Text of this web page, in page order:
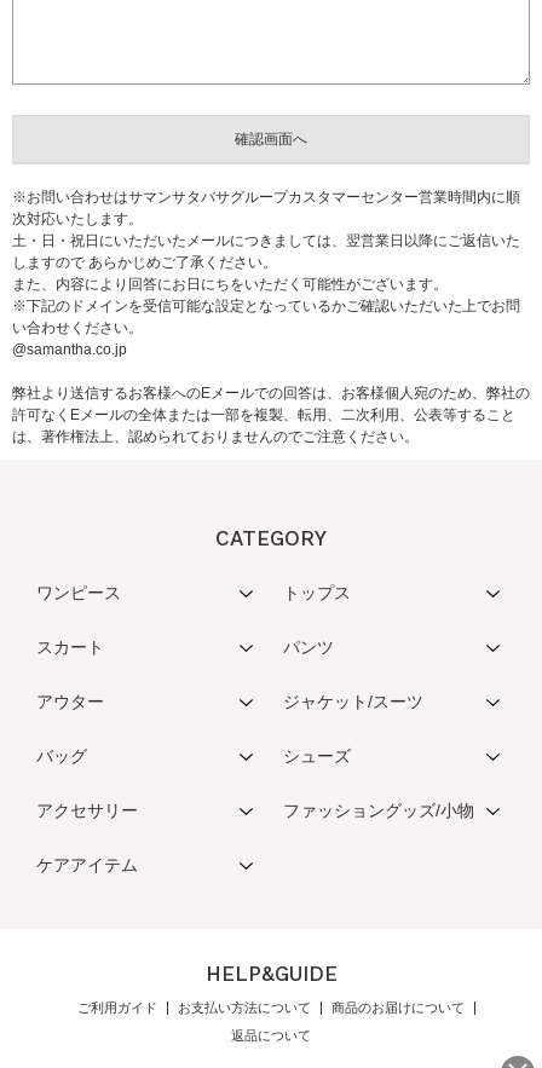
※お問い合わせはサマンサタバサグループカスタマーセンター営業時間内に順
次対応いたします。
土・日・祝日にいただいたメールにつきましては、翌営業日以降にご返信いた
しますので あらかじめご了承ください。
また、内容により回答にお日にちをいただく可能性がございます。
※下記のドメインを受信可能な設定となっているかご確認いただいた上でお問
い合わせください。
@samantha.co.jp
弊社より送信するお客様へのEメールでの回答は、お客様個人宛のため、弊社の
許可なくEメールの全体または一部を複製、転用、二次利用、公表等すること
は、著作権法上、認められておりませんのでご注意ください。
CATEGORY
ワンピース トップス
スカート パンツ
アウター ジャケット/スーツ
バッグ シューズ
アクセサリー ファッショングッズ/小物
ケアアイテム
HELP&GUIDE
ご利用ガイド お支払い方法について
商品のお届けについて
返品について